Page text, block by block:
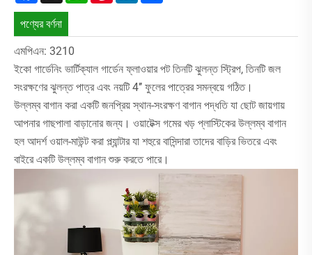
পণ্যের বর্ণনা
এমপিএন: 3210
ইকো গার্ডেনিং ভার্টিক্যাল গার্ডেন ফ্লাওয়ার পট তিনটি ঝুলন্ত স্ট্রিপ, তিনটি জল
সংরক্ষণের ঝুলন্ত পাত্র এবং নয়টি 4’’ ফুলের পাত্রের সমন্বয়ে গঠিত।
উল্লম্ব বাগান করা একটি জনপ্রিয় স্থান-সংরক্ষণ বাগান পদ্ধতি যা ছোট জায়গায়
আপনার গাছপালা বাড়ানোর জন্য। ওয়াটেক্স গমের খড় প্লাস্টিকের উল্লম্ব বাগান
হল আদর্শ ওয়াল-মাউন্ট করা প্ল্যান্টার যা শহুরে বাসিন্দারা তাদের বাড়ির ভিতরে এবং
বাইরে একটি উল্লম্ব বাগান শুরু করতে পারে।